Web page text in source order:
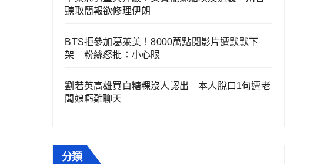
聽取簡報欲修理伊朗
BTS拒參加葛萊美！8000萬點閱影片遭默默下
架 粉絲怒批：小心眼
劉若英高雄買白糖粿沒人認出 本人脫口1句遭老
闆娘虧難聊天
分類